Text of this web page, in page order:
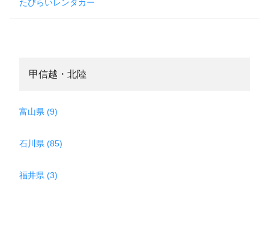
たびらいレンタカー
甲信越・北陸
富山県 (9)
石川県 (85)
福井県 (3)